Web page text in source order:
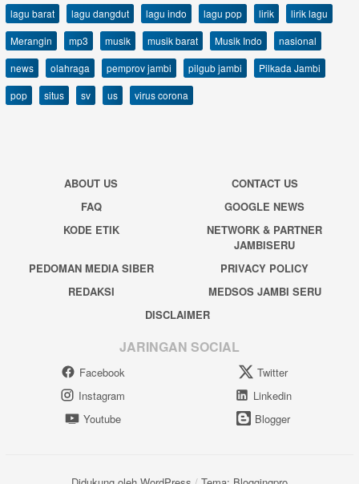
lagu barat
lagu dangdut lagu indo lagu pop lirik
lirik lagu
Merangin
mp3 musik musik barat Musik Indo
nasional
news
olahraga pemprov jambi pilgub jambi
Pilkada Jambi
pop
situs sv us virus corona
ABOUT US
CONTACT US
FAQ
GOOGLE NEWS
KODE ETIK
NETWORK & PARTNER
JAMBISERU
PEDOMAN MEDIA SIBER
PRIVACY POLICY
REDAKSI
MEDSOS JAMBI SERU
DISCLAIMER
JARINGAN SOCIAL
Facebook
Twitter
Instagram
Linkedin
Youtube
Blogger